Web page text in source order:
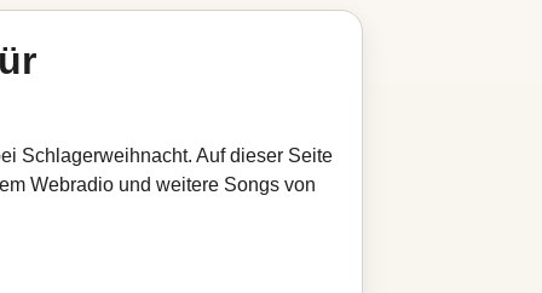
Schlagerweihnacht. Auf dieser Seite
Webradio und weitere Songs von